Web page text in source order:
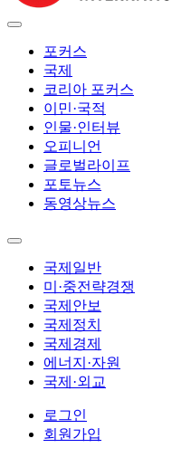
포커스
국제
코리아 포커스
이민·국적
인물·인터뷰
오피니언
글로벌라이프
포토뉴스
동영상뉴스
국제일반
미·중전략경쟁
국제안보
국제정치
국제경제
에너지·자원
국제·외교
로그인
회원가입